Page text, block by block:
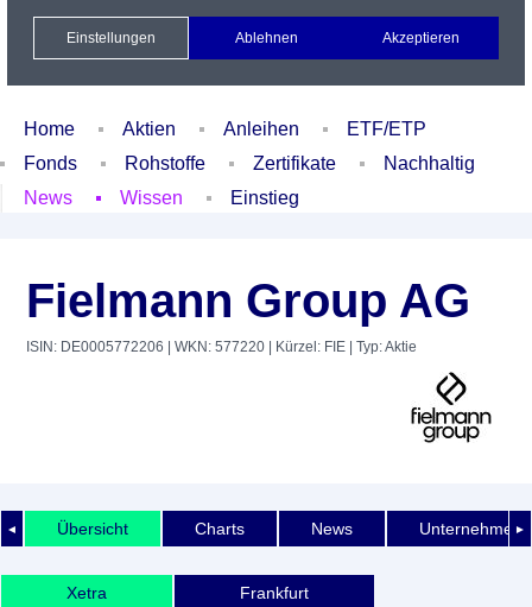
Xetra Realtime
Watchlist Portfolio Login
Home Aktien Anleihen
ETF/ETP
Fonds
Rohstoffe Zertifikate
Nachhaltig
News
Wissen Einstieg
Fielmann Group AG
ISIN: DE0005772206 | WKN: 577220 | Kürzel: FIE | Typ: Aktie
◄ ►
Übersicht Charts News
Xetra Frankfurt
Einstellungen Ablehnen Akzeptieren